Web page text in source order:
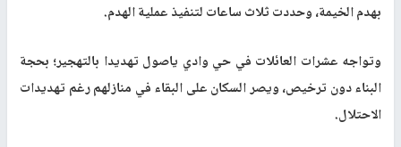
بهدم الخيمة، وحددت ثلاث ساعات لتنفيذ عملية الهدم.
وتواجه عشرات العائلات في حي وادي ياصول تهديدا بالتهجير؛ بحجة
البناء دون ترخيص، ويصر السكان على البقاء في منازلهم رغم تهديدات
الاحتلال.